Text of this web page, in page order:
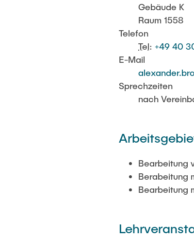
Gebäude K
Raum 1558
Telefon
Tel:+49 40
E-Mail
Sprechzeiten
nach
Bearbeitung
Berabeitung
Bearbeitung